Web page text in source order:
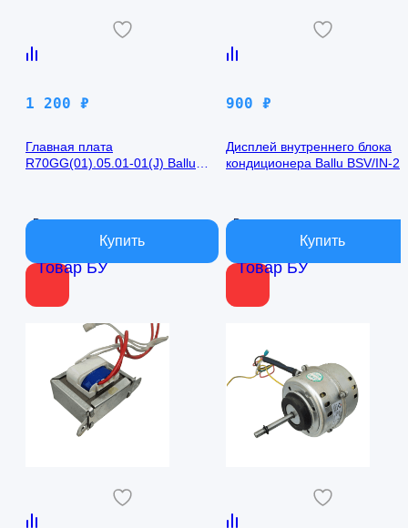
Товар БУ
1 200 ₽
Главная плата
R70GG(01).05.01-01(J) Ballu
В наличии
Товар БУ
900 ₽
Дисплей внутреннего блока
кондиционера Ballu BSV/IN-
В наличии